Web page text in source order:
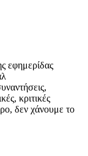
εφημερίδας
κριτικές
δεν χάνουμε το